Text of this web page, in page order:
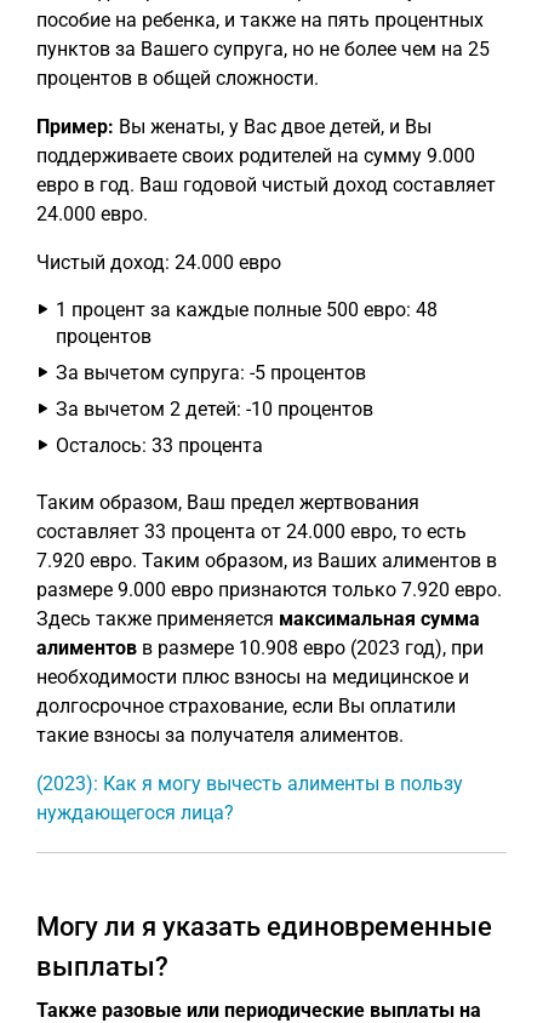
пособие на ребенка, и также на пять процентных
пунктов за Вашего супруга, но не более чем на 25
процентов в общей сложности.
Пример: Вы женаты, у Вас двое детей, и Вы
поддерживаете своих родителей на сумму 9.000
евро в год. Ваш годовой чистый доход составляет
24.000 евро.
Чистый доход: 24.000 евро
1 процент за каждые полные 500 евро: 48
процентов
За вычетом супруга: -5 процентов
За вычетом 2 детей: -10 процентов
Осталось: 33 процента
Таким образом, Ваш предел жертвования
составляет 33 процента от 24.000 евро, то есть
7.920 евро. Таким образом, из Ваших алиментов в
размере 9.000 евро признаются только 7.920 евро.
Здесь также применяется максимальная сумма
алиментов в размере 10.908 евро (2023 год), при
необходимости плюс взносы на медицинское и
долгосрочное страхование, если Вы оплатили
такие взносы за получателя алиментов.
(2023): Как я могу вычесть алименты в пользу
нуждающегося лица?
Могу ли я указать единовременные
выплаты?
Также разовые или периодические выплаты на